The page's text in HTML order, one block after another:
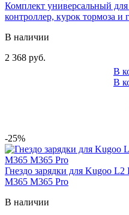
Комплект универсальный для
контроллер, курок тормоза и
В наличии
2 368 руб.
В
В
-25%
Гнездо зарядки для Kugoo
M365 M365 Pro
В наличии